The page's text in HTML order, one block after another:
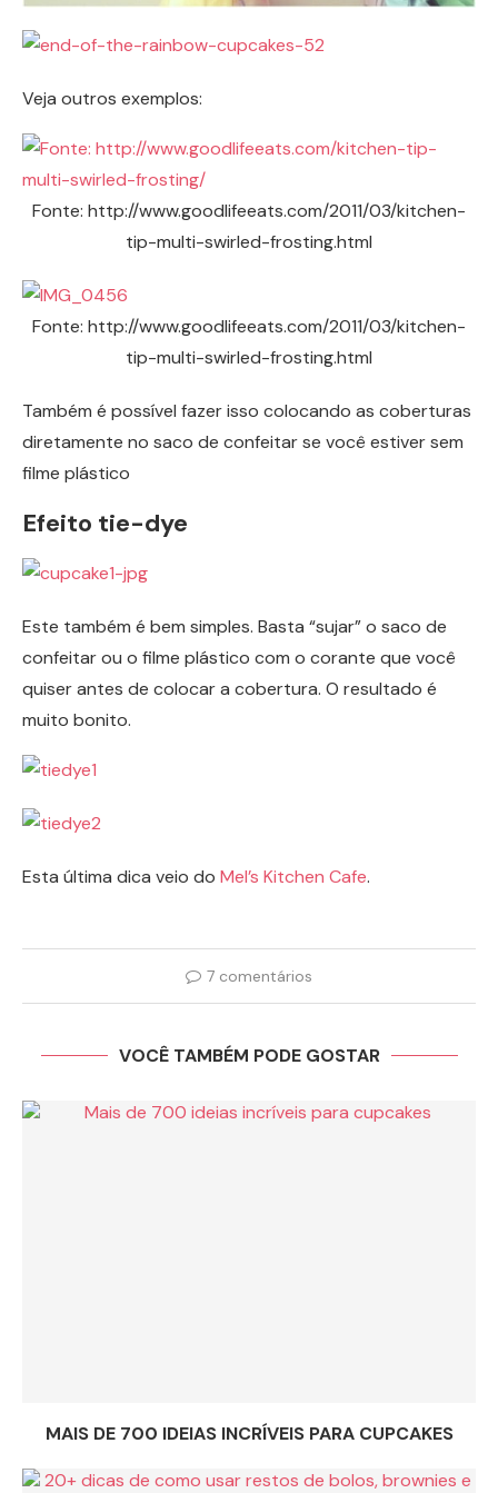
Veja outros exemplos:
Fonte: http://www.goodlifeeats.com/2011/03/kitchen-
tip-multi-swirled-frosting.html
Fonte: http://www.goodlifeeats.com/2011/03/kitchen-
tip-multi-swirled-frosting.html
Também é possível fazer isso colocando as coberturas
diretamente no saco de confeitar se você estiver sem
filme plástico
Efeito tie-dye
Este também é bem simples. Basta “sujar” o saco de
confeitar ou o filme plástico com o corante que você
quiser antes de colocar a cobertura. O resultado é
muito bonito.
Esta última dica veio do Mel’s Kitchen Cafe.
7 comentários
VOCÊ TAMBÉM PODE GOSTAR
MAIS DE 700 IDEIAS INCRÍVEIS PARA CUPCAKES